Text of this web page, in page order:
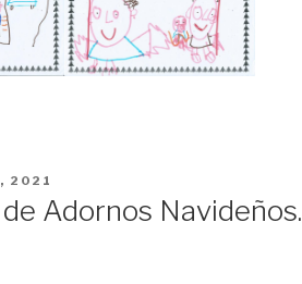
2021
Adornos Navideños.